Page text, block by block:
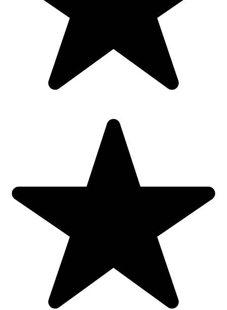
🍃 Centre de recuperare, azile, spitale – pentru siguranța
vârstnicilor sau pacienților
🍃 Birouri acasă – pentru un plus de protecție în spațiile de